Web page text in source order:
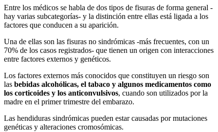
Entre los médicos se habla de dos tipos de fisuras de forma general -
hay varias subcategorías- y la distinción entre ellas está ligada a los
factores que conducen a su aparición.
Una de ellas son las fisuras no sindrómicas -más frecuentes, con un
70% de los casos registrados- que tienen un origen con interacciones
entre factores externos y genéticos.
Los factores externos más conocidos que constituyen un riesgo son
las bebidas alcohólicas, el tabaco y algunos medicamentos como
los corticoides y los anticonvulsivos, cuando son utilizados por la
madre en el primer trimestre del embarazo.
Las hendiduras sindrómicas pueden estar causadas por mutaciones
genéticas y alteraciones cromosómicas.